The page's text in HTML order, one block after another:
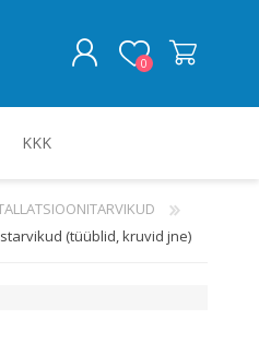
0
KKK
(tüüblid, kruvid jne)